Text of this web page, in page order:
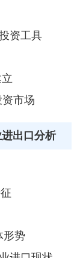
资工具
市场
出口分析
形势